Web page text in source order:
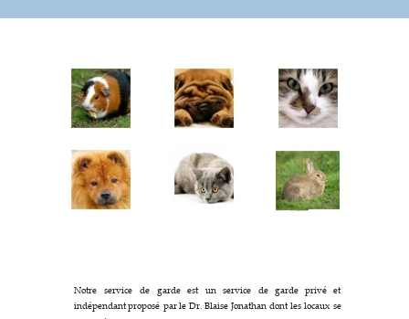
Notre service de garde est un service de garde privé et
indépendantproposé parle Dr. Blaise Jonathan dont les locaux se